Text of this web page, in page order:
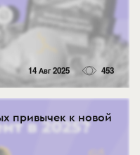
14 Авг 2025 453
привычек к новой